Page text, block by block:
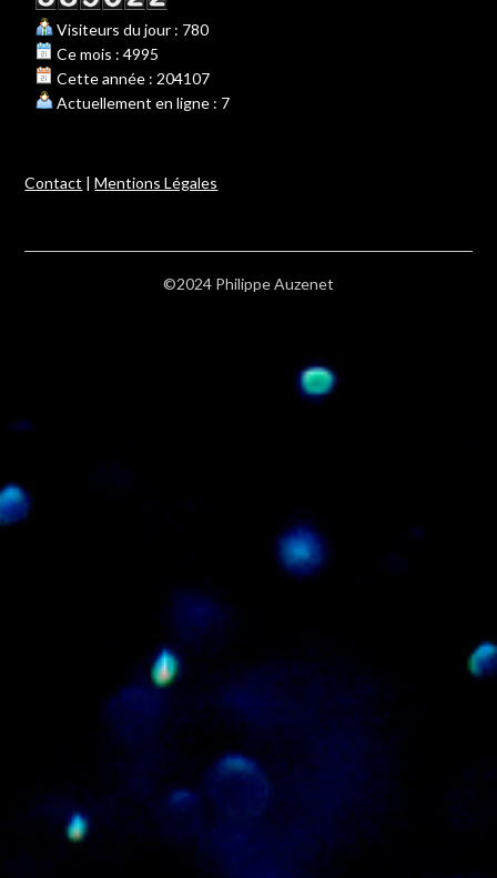
Visiteurs du jour : 780
Ce mois : 4995
Cette année : 204107
Actuellement en ligne : 7
Contact |Mentions Légales
©2024 Philippe Auzenet